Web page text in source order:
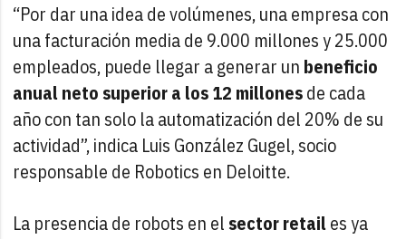
“Por dar una idea de volúmenes, una empresa con
una facturación media de 9.000 millones y 25.000
empleados, puede llegar a generar un beneficio
anual neto superior a los 12 millonesde cada
año con tan solo la automatización del 20% de su
actividad”, indica Luis González Gugel, socio
responsable de Robotics en Deloitte.
La presencia de robots en el sector retailes ya